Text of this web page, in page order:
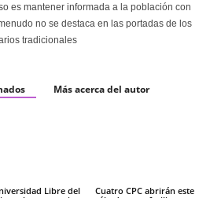
es mantener informada a la población con
no se destaca en las portadas de los
tradicionales
Más acerca del autor
Libre del
Cuatro CPC abrirán este